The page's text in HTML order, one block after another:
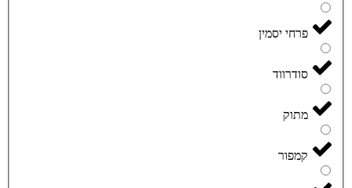
פרחי יסמין
סודרווד
מתוק
קמפור